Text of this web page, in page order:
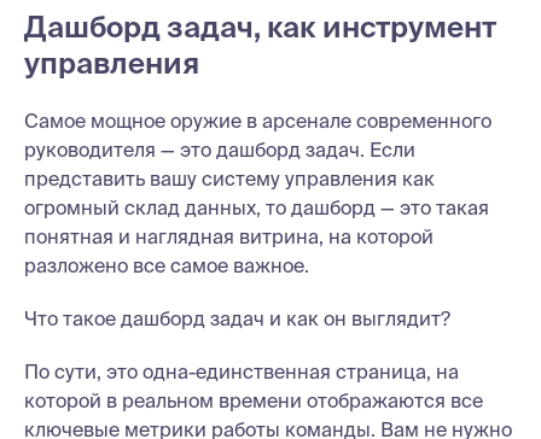
Дашборд задач, как инструмент
управления
Самое мощное оружие в арсенале современного
руководителя — это дашборд задач. Если
представить вашу систему управления как
огромный склад данных, то дашборд — это такая
понятная и наглядная витрина, на которой
разложено все самое важное.
Что такое дашборд задач и как он выглядит?
По сути, это одна-единственная страница, на
которой в реальном времени отображаются все
ключевые метрики работы команды. Вам не нужно